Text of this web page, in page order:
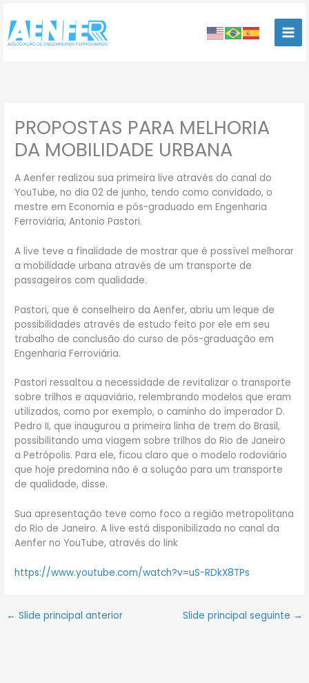
para
conteúdo
PROPOSTAS PARA MELHORIA
DA MOBILIDADE URBANA
A Aenfer realizou sua primeira live através do canal do
YouTube, no dia 02 de junho, tendo como convidado, o
mestre em Economia e pós-graduado em Engenharia
Ferroviária, Antonio Pastori.
A live teve a finalidade de mostrar que é possível melhorar
a mobilidade urbana através de um transporte de
passageiros com qualidade.
Pastori, que é conselheiro da Aenfer, abriu um leque de
possibilidades através de estudo feito por ele em seu
trabalho de conclusão do curso de pós-graduação em
Engenharia Ferroviária.
Pastori ressaltou a necessidade de revitalizar o transporte
sobre trilhos e aquaviário, relembrando modelos que eram
utilizados, como por exemplo, o caminho do imperador D.
Pedro II, que inaugurou a primeira linha de trem do Brasil,
possibilitando uma viagem sobre trilhos do Rio de Janeiro
a Petrópolis. Para ele, ficou claro que o modelo rodoviário
que hoje predomina não é a solução para um transporte
de qualidade, disse.
Sua apresentação teve como foco a região metropolitana
do Rio de Janeiro. A live está disponibilizada no canal da
Aenfer no YouTube, através do link
https://www.youtube.com/watch?v=uS-RDkX8TPs
← Slide principal anterior Slide principal seguinte →